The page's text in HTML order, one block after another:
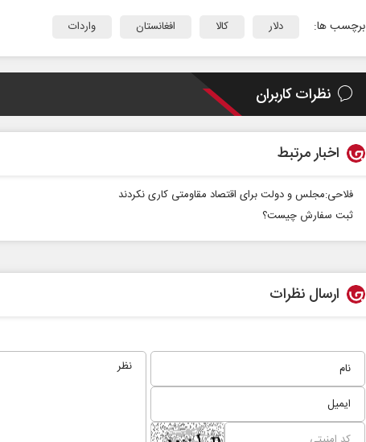
برچسب ها: دلار کالا افغانستان واردات
نظرات کاربران
اخبار مرتبط
فلاحی:مجلس و دولت برای اقتصاد مقاومتی کاری نکردند
ثبت سفارش چیست؟
ارسال نظرات